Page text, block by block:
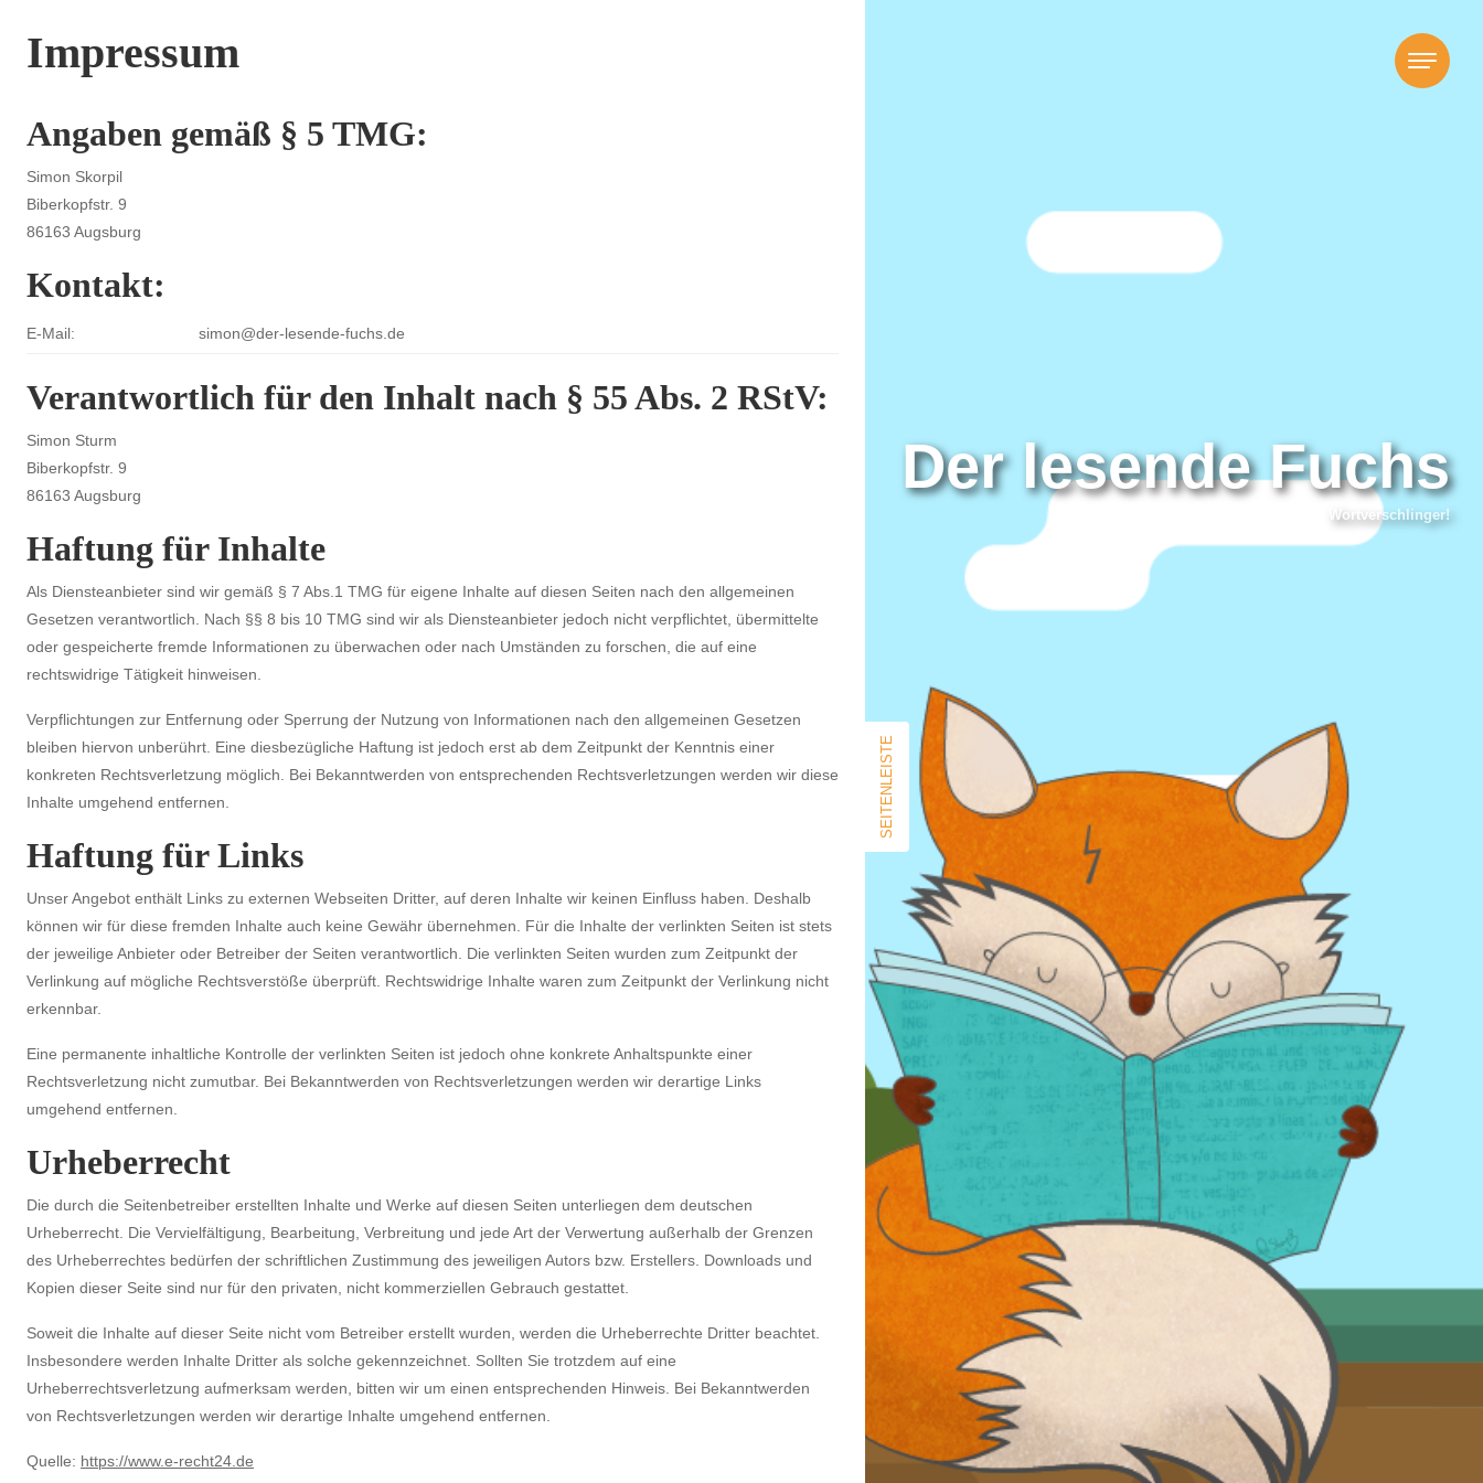
Impressum
Angaben gemäß § 5 TMG:
Simon Skorpil
Biberkopfstr. 9
86163 Augsburg
Kontakt:
E-Mail: simon@der-lesende-fuchs.de
Verantwortlich für den Inhalt nach § 55 Abs. 2 RStV:
Simon Sturm
Biberkopfstr. 9
86163 Augsburg
Haftung für Inhalte
Als Diensteanbieter sind wir gemäß § 7 Abs.1 TMG für eigene Inhalte auf diesen Seiten nach den allgemeinen
Gesetzen verantwortlich. Nach §§ 8 bis 10 TMG sind wir als Diensteanbieter jedoch nicht verpflichtet, übermittelte
oder gespeicherte fremde Informationen zu überwachen oder nach Umständen zu forschen, die auf eine
rechtswidrige Tätigkeit hinweisen.
Verpflichtungen zur Entfernung oder Sperrung der Nutzung von Informationen nach den allgemeinen Gesetzen
bleiben hiervon unberührt. Eine diesbezügliche Haftung ist jedoch erst ab dem Zeitpunkt der Kenntnis einer
konkreten Rechtsverletzung möglich. Bei Bekanntwerden von entsprechenden Rechtsverletzungen werden wir diese
Inhalte umgehend entfernen.
Haftung für Links
Unser Angebot enthält Links zu externen Webseiten Dritter, auf deren Inhalte wir keinen Einfluss haben. Deshalb
können wir für diese fremden Inhalte auch keine Gewähr übernehmen. Für die Inhalte der verlinkten Seiten ist stets
der jeweilige Anbieter oder Betreiber der Seiten verantwortlich. Die verlinkten Seiten wurden zum Zeitpunkt der
Verlinkung auf mögliche Rechtsverstöße überprüft. Rechtswidrige Inhalte waren zum Zeitpunkt der Verlinkung nicht
erkennbar.
Eine permanente inhaltliche Kontrolle der verlinkten Seiten ist jedoch ohne konkrete Anhaltspunkte einer
Rechtsverletzung nicht zumutbar. Bei Bekanntwerden von Rechtsverletzungen werden wir derartige Links
umgehend entfernen.
Urheberrecht
Die durch die Seitenbetreiber erstellten Inhalte und Werke auf diesen Seiten unterliegen dem deutschen
Urheberrecht. Die Vervielfältigung, Bearbeitung, Verbreitung und jede Art der Verwertung außerhalb der Grenzen
des Urheberrechtes bedürfen der schriftlichen Zustimmung des jeweiligen Autors bzw. Erstellers. Downloads und
Kopien dieser Seite sind nur für den privaten, nicht kommerziellen Gebrauch gestattet.
Soweit die Inhalte auf dieser Seite nicht vom Betreiber erstellt wurden, werden die Urheberrechte Dritter beachtet.
Insbesondere werden Inhalte Dritter als solche gekennzeichnet. Sollten Sie trotzdem auf eine
Urheberrechtsverletzung aufmerksam werden, bitten wir um einen entsprechenden Hinweis. Bei Bekanntwerden
von Rechtsverletzungen werden wir derartige Inhalte umgehend entfernen.
Quelle: https://www.e-recht24.de
SEITENLEISTE
Der lesende Fuchs
Wortverschlinger!